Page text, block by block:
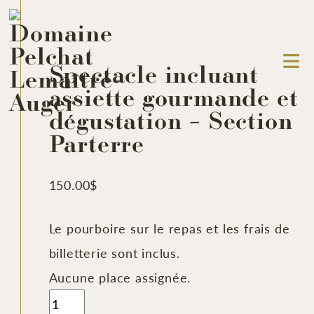
Spectacle incluant
assiette gourmande et
dégustation – Section
Parterre
150.00$
Le pourboire sur le repas et les frais de
billetterie sont inclus.
Aucune place assignée.
quantité